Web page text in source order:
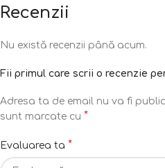
Recenzii
Nu există recenzii până acum.
Fii primul care scrii o recenzie
Adresa ta de email nu va fi
sunt marcate cu *
Evaluarea ta *